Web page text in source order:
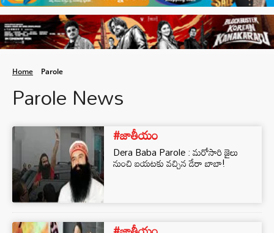
Home Parole
Parole News
#జాతీయం
Dera Baba Parole : మరోసారి జైలు
నుంచి బయటకు వచ్చిన డేరా బాబా!